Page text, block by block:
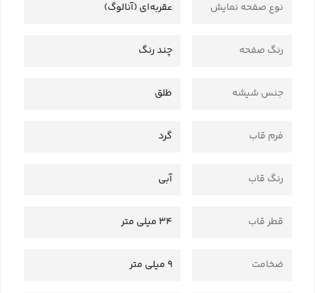
نوع صفحه نمایش عقربه‌ای (آنالوگ)
رنگ صفحه چند رنگ
جنس شیشه طلق
فرم قاب گرد
رنگ قاب آبی
قطر قاب 34 میلی متر
ضخامت 9 میلی متر